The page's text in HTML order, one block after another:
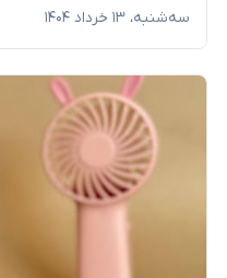
سه‌شنبه، ۱۳ خرداد ۱۴۰۴